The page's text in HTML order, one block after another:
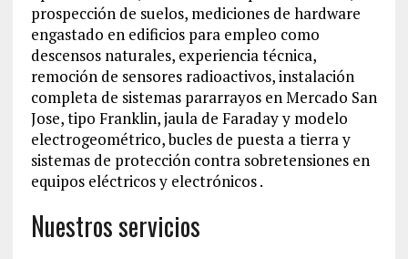
prospección de suelos, mediciones de hardware
engastado en edificios para empleo como
descensos naturales, experiencia técnica,
remoción de sensores radioactivos, instalación
completa de sistemas pararrayos en Mercado San
Jose, tipo Franklin, jaula de Faraday y modelo
electrogeométrico, bucles de puesta a tierra y
sistemas de protección contra sobretensiones en
equipos eléctricos y electrónicos .
Nuestros servicios